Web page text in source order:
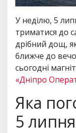
У неділю, 5
триматися до
дрібний дощ,
ближче до
сьогодні
«Дніпро
Яка
5 липня